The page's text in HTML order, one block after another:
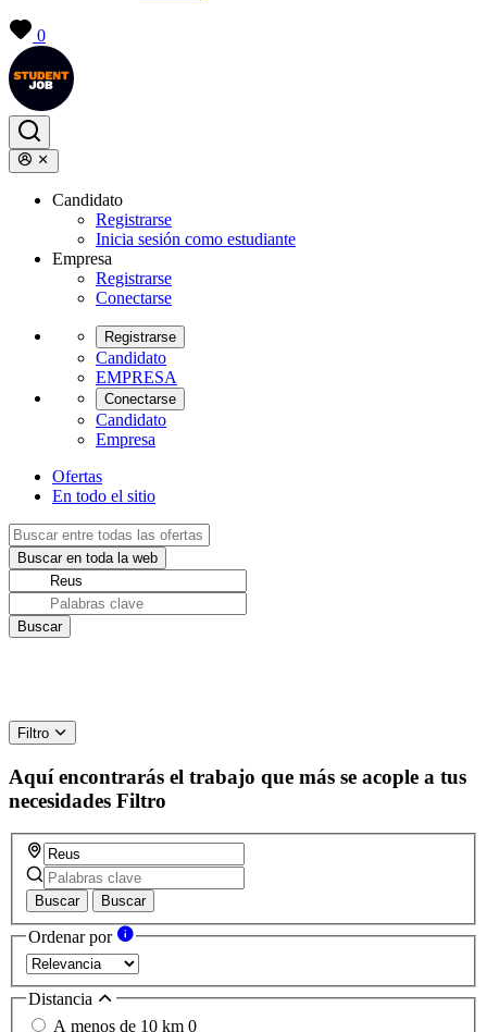
0
Candidato
Registrarse
Inicia sesión como estudiante
Empresa
Registrarse
Conectarse
Registrarse
Candidato
EMPRESA
Conectarse
Candidato
Empresa
Ofertas
En todo el sitio
Filtro
Aquí encontrarás el trabajo que más se acople a tus
necesidades Filtro
Buscar Buscar
Ordenar por
Distancia
A menos de 10 km 0